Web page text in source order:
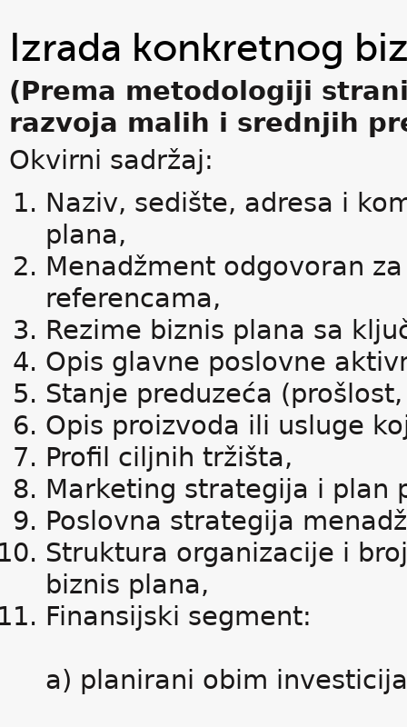
Izrada konkretnog
(Prema metodologiji
razvoja malih i srednjih
Okvirni sadržaj:
Naziv, sedište, adresa i
plana,
Menadžment odgovoran
referencama,
Rezime biznis plana sa
Opis glavne poslovne
Stanje preduzeća
Opis proizvoda ili usluge
Profil ciljnih tržišta,
Marketing strategija i plan
Poslovna strategija
Struktura organizacije i
biznis plana,
Finansijski segment:
a) planirani obim investicija